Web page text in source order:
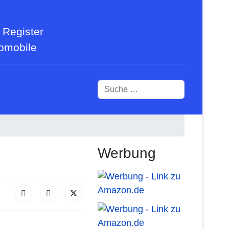
Suchen
Werbung